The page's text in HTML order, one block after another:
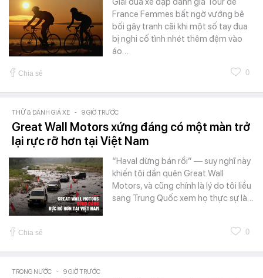
France Femmes bất ngờ vướng bê
bối gây tranh cãi khi một số tay đua
bị nghi cố tình nhét thêm đệm vào
áo…
Chia sẻ 0
THỬ & ĐÁNH GIÁ XE - 9 GIỜ TRƯỚC
Great Wall Motors xứng đáng có một màn trở
lại rực rỡ hơn tại Việt Nam
“Haval dừng bán rồi” — suy nghĩ này
khiến tôi dần quên Great Wall
Motors, và cũng chính là lý do tôi liều
sang Trung Quốc xem họ thực sự là…
Chia sẻ 0
TRONG NƯỚC - 9 GIỜ TRƯỚC